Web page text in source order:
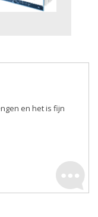
en het is fijn